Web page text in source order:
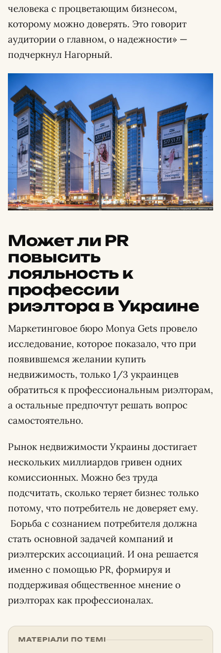
человека с процветающим бизнесом,
которому можно доверять. Это говорит
аудитории о главном, о надежности» —
подчеркнул Нагорный.
Может ли PR
повысить
лояльность к
профессии
риэлтора в Украине
Маркетинговое бюро Monya Gets провело
исследование, которое показало, что при
появившемся желании купить
недвижимость, только 1/3 украинцев
обратиться к профессиональным риэлторам,
а остальные предпочтут решать вопрос
самостоятельно.
Рынок недвижимости Украины достигает
нескольких миллиардов гривен одних
комиссионных. Можно без труда
подсчитать, сколько теряет бизнес только
потому, что потребитель не доверяет ему.
Борьба с сознанием потребителя должна
стать основной задачей компаний и
риэлтерских ассоциаций. И она решается
именно с помощью PR, формируя и
поддерживая общественное мнение о
риэлторах как профессионалах.
МАТЕРІАЛИ ПО ТЕМІ